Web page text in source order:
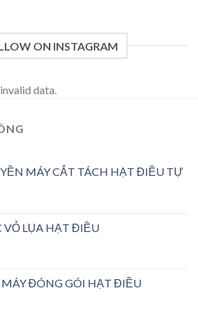
ON INSTAGRAM
data.
MÁY CẮT TÁCH HẠT ĐIỀU TỰ
VỎ LỤA HẠT ĐIỀU
ĐÓNG GÓI HẠT ĐIỀU